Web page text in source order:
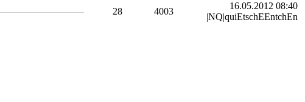
28 4003
16.05.2012 08:40
|NQ|quiEtschEEntchEn